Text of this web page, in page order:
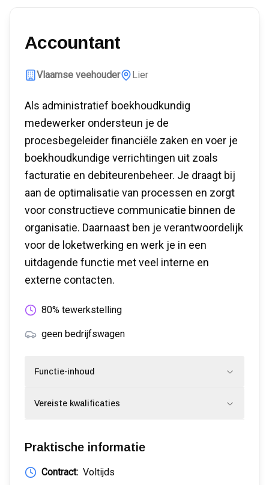
Accountant
Vlaamse veehouder Lier
Als administratief boekhoudkundig
medewerker ondersteun je de
procesbegeleider financiële zaken en voer je
boekhoudkundige verrichtingen uit zoals
facturatie en debiteurenbeheer. Je draagt bij
aan de optimalisatie van processen en zorgt
voor constructieve communicatie binnen de
organisatie. Daarnaast ben je verantwoordelijk
voor de loketwerking en werk je in een
uitdagende functie met veel interne en
externe contacten.
80% tewerkstelling
geen bedrijfswagen
Functie-inhoud
Vereiste kwalificaties
Praktische informatie
Contract: Voltijds